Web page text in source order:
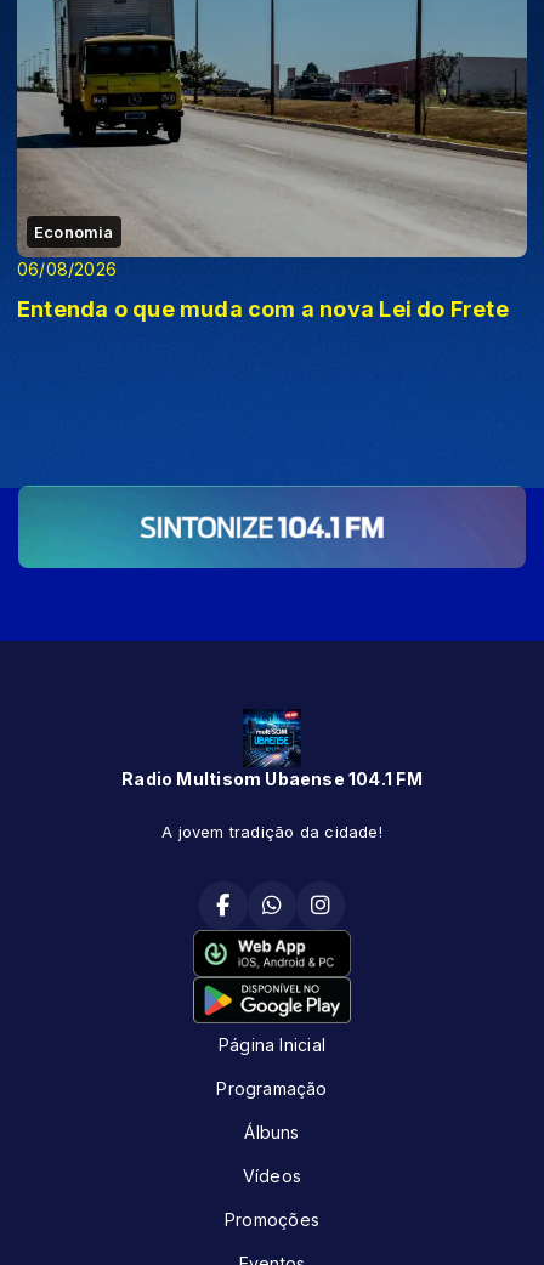
Economia
06/08/2026
Entenda o que muda com a nova Lei do Frete
Radio Multisom Ubaense 104.1 FM
A jovem tradição da cidade!
Página Inicial
Programação
Álbuns
Vídeos
Promoções